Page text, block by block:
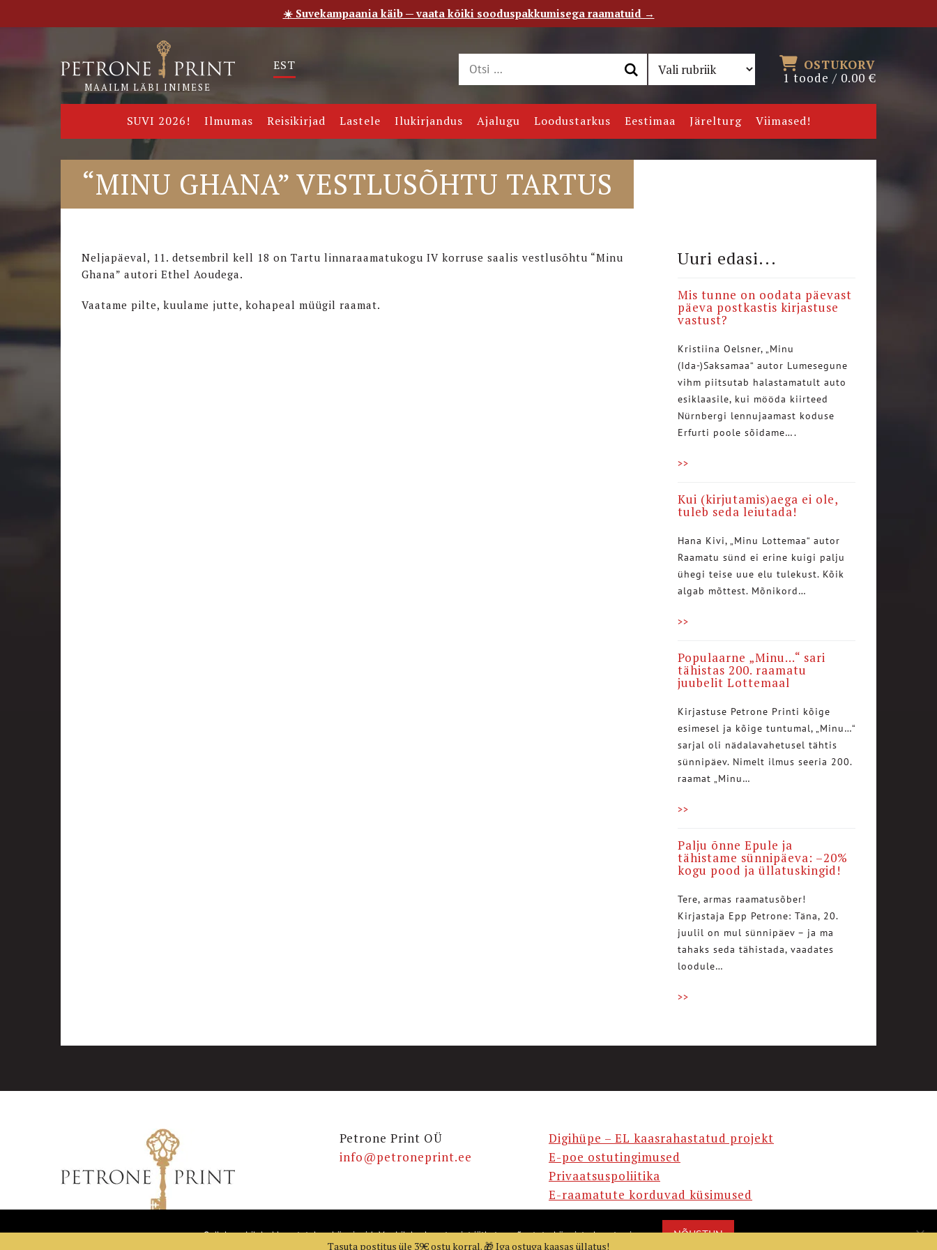
Meie saade Kontakt
MAAILM LÄBI INIMESE
EST
OSTUKORV
1 toode / 0.00€
SUVI 2026! Ilmumas Reisikirjad Lastele Ilukirjandus Ajalugu Loodustarkus Eestimaa Järelturg Viimased!
“MINU GHANA” VESTLUSÕHTU TARTUS
Neljapäeval, 11. detsembril kell 18 on Tartu linnaraamatukogu IV korruse saalis vestlusõhtu “Minu
Ghana” autori Ethel Aoudega.
Vaatame pilte, kuulame jutte, kohapeal müügil raamat.
Uuri edasi...
Mis tunne on oodata päevast
päeva postkastis kirjastuse
vastust?
Kristiina Oelsner, „Minu
(Ida-)Saksamaa“ autor Lumesegune
vihm piitsutab halastamatult auto
esiklaasile, kui mööda kiirteed
Nürnbergi lennujaamast koduse
Erfurti poole sõidame….
>>
Kui (kirjutamis)aega ei ole,
tuleb seda leiutada!
Hana Kivi, „Minu Lottemaa“ autor
Raamatu sünd ei erine kuigi palju
ühegi teise uue elu tulekust. Kõik
algab mõttest. Mõnikord…
>>
Populaarne „Minu…“ sari
tähistas 200. raamatu
juubelit Lottemaal
Kirjastuse Petrone Printi kõige
esimesel ja kõige tuntumal, „Minu…“
sarjal oli nädalavahetusel tähtis
sünnipäev. Nimelt ilmus seeria 200.
raamat „Minu…
>>
Palju õnne Epule ja
tähistame sünnipäeva: –20%
kogu pood ja üllatuskingid!
Tere, armas raamatusõber!
Kirjastaja Epp Petrone: Täna, 20.
juulil on mul sünnipäev – ja ma
tahaks seda tähistada, vaadates
loodule…
>>
Petrone Print OÜ
info@petroneprint.ee
Digihüpe – EL kaasrahastatud projekt
E-poe ostutingimused
Privaatsuspoliitika
E-raamatute korduvad küsimused
☀️ Suvekampaania käib — vaata kõiki sooduspakkumisega raamatuid →
Tasuta postitus üle 39€ ostu korral. 🎁 Iga ostuga kaasas üllatus!
Sellel veebilehel kasutatakse küpsiseid. Veebilehe kasutamist jätkates nõustute küpsiste kasutamisega. NÕUSTUN